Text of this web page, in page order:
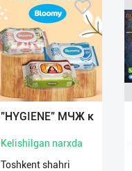
"HYGIENE" МЧЖ к
Kelishilgan narxda
Toshkent shahri